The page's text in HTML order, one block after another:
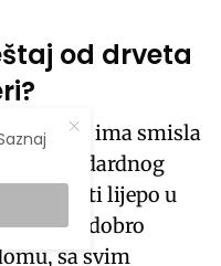
od drveta
najviše ima smisla
od standardnog
izgledati lijepo u
jednako dobro
sa svim